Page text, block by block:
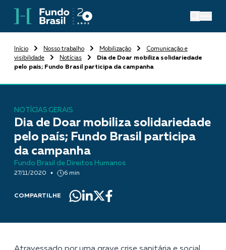
Início Nosso trabalho Mobilização
Comunicação e
visibilidade
Notícias
Dia de Doar mobiliza solidariedade
pelo país; Fundo Brasil participa da campanha
NOTÍCIAS GERAIS
Dia de Doar mobiliza solidariedade
pelo país; Fundo Brasil participa
da campanha
Fundo Brasil de Direitos Humanos
27/11/2020 6 min
COMPARTILHE